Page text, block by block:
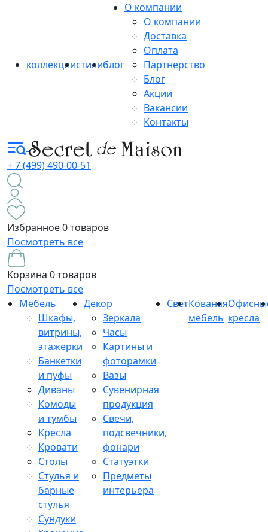
коллекциистилиблог
О компании
О компании
Доставка
Оплата
Партнерство
Блог
Акции
Вакансии
Контакты
+ 7 (499) 490-00-51
Избранное0 товаров
Посмотреть все
Корзина 0 товаров
Посмотреть все
Мебель
Шкафы,
витрины,
этажерки
Банкетки
и пуфы
Диваны
Комоды
и тумбы
Кресла
Кровати
Столы
Стулья и
барные
стулья
Сундуки
Декор
Зеркала
Часы
Картины и
фоторамки
Вазы
Сувенирная
продукция
Свечи,
подсвечники,
фонари
Статуэтки
Предметы
интерьера
СветКованая
мебель кресла